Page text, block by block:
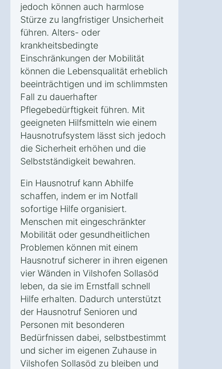
jedoch können auch harmlose
Stürze zu langfristiger Unsicherheit
führen. Alters- oder
krankheitsbedingte
Einschränkungen der Mobilität
können die Lebensqualität erheblich
beeinträchtigen und im schlimmsten
Fall zu dauerhafter
Pflegebedürftigkeit führen. Mit
geeigneten Hilfsmitteln wie einem
Hausnotrufsystem lässt sich jedoch
die Sicherheit erhöhen und die
Selbstständigkeit bewahren.
Ein Hausnotruf kann Abhilfe
schaffen, indem er im Notfall
sofortige Hilfe organisiert.
Menschen mit eingeschränkter
Mobilität oder gesundheitlichen
Problemen können mit einem
Hausnotruf sicherer in ihren eigenen
vier Wänden in Vilshofen Sollasöd
leben, da sie im Ernstfall schnell
Hilfe erhalten. Dadurch unterstützt
der Hausnotruf Senioren und
Personen mit besonderen
Bedürfnissen dabei, selbstbestimmt
und sicher im eigenen Zuhause in
Vilshofen Sollasöd zu bleiben und